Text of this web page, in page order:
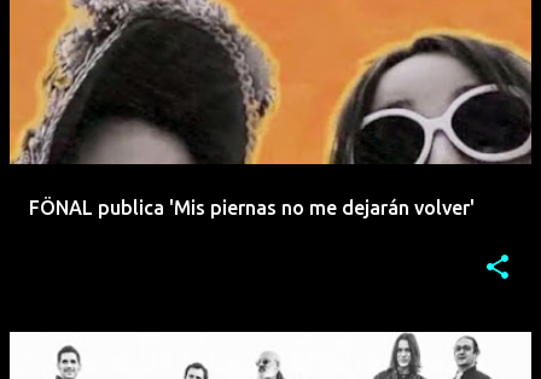
FÖNAL publica 'Mis piernas no me dejarán volver'